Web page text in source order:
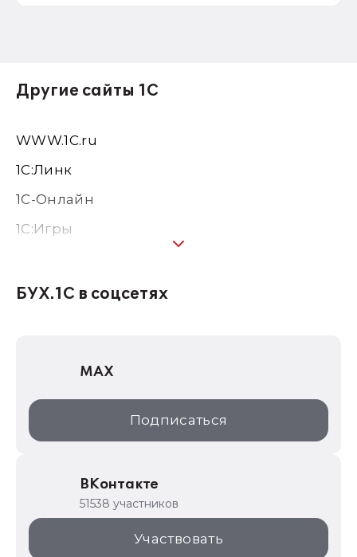
Другие сайты 1С
WWW.1С.ru
1С:Линк
1С-Онлайн
1C:Игры
1С:Консалтинг
1С:Дистрибьюция
1С:Образование
ИТС.1C.ru
1С:Торговая площадка
БУХ.1С в соцсетях
MAX
Подписаться
ВКонтакте
51538 участников
Участвовать